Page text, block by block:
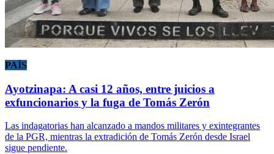
PAÍS
Ayotzinapa: A casi 12 años, entre juicios a
exfuncionarios y la fuga de Tomás Zerón
Las indagatorias han alcanzado a mandos militares y exintegrantes
de la PGR, mientras la extradición de Tomás Zerón desde Israel
sigue pendiente.